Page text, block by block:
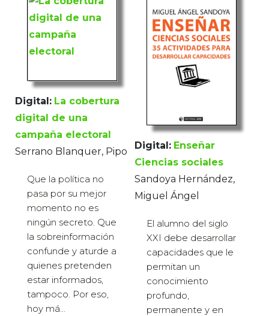
Digital: La cobertura
digital de una
campaña electoral
Serrano Blanquer, Pipo
Que la política no
pasa por su mejor
momento no es
ningún secreto. Que
la sobreinformación
confunde y aturde a
quienes pretenden
estar informados,
tampoco. Por eso,
hoy má...
Digital: Enseñar
Ciencias sociales
Sandoya Hernández,
Miguel Ángel
El alumno del siglo
XXI debe desarrollar
capacidades que le
permitan un
conocimiento
profundo,
permanente y en